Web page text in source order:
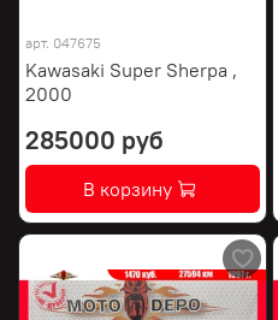
арт. 047675
Kawasaki Super Sherpa ,
2000
285000 руб
В корзину